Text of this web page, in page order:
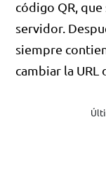
código QR,
servidor.
siempre
cambiar la URL